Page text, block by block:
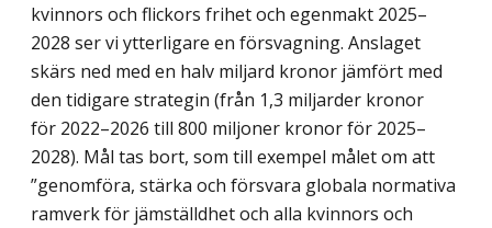
kvinnors och flickors frihet och egenmakt 2025–
2028 ser vi ytterligare en försvagning. Anslaget
skärs ned med en halv miljard kronor jämfört med
den tidigare strategin (från 1,3 miljarder kronor
för 2022–2026 till 800 miljoner kronor för 2025–
2028). Mål tas bort, som till exempel målet om att
”genomföra, stärka och försvara globala normativa
ramverk för jämställdhet och alla kvinnors och